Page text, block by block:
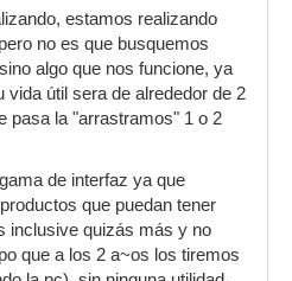
estamos realizando
no es que busquemos
algo que nos funcione, ya
útil sera de alrededor de 2
pasa la "arrastramos" 1 o 2
de interfaz ya que
que puedan tener
inclusive quizás más y no
que a los 2 a~os los tiremos